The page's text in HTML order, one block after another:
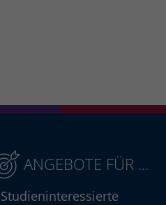
ANGEBOTE FÜR ...
Studieninteressierte